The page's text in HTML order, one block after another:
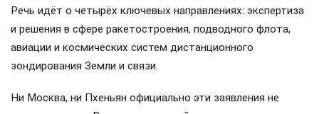
Речь идёт о четырёх ключевых направлениях: экспертиза
и решения в сфере ракетостроения, подводного флота,
авиации и космических систем дистанционного
зондирования Земли и связи.
Ни Москва, ни Пхеньян официально эти заявления не